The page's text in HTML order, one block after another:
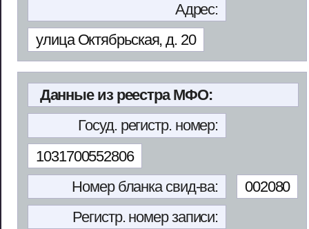
Адрес:
улица Октябрьская, д. 20
Данные из реестра МФО:
Госуд. регистр. номер:
1031700552806
Номер бланка свид-ва:
002080
Регистр. номер записи: